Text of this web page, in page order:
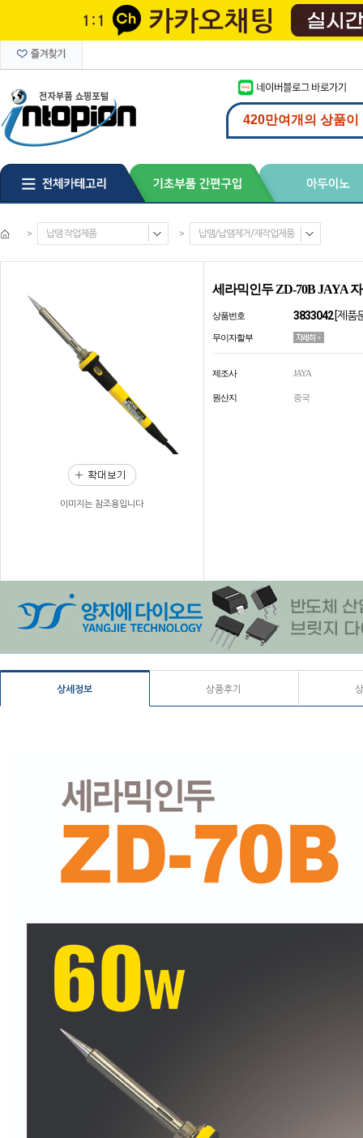
> 납땜 작업제품 > 납땜/납땜제거/재작업제품
이미지는 참조용입니다
세라믹인두 ZD-70B JAYA
상품번호 3833042[제품
무이자할부
제조사 JAYA
원산지 중국
상세정보 상품후기